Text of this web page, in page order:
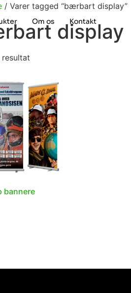
Om os Kontakt
/ Varer tagged “bærbart display”
display
resultat
bannere